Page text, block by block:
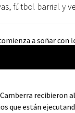
fútbol barrial y
recibieron
que están